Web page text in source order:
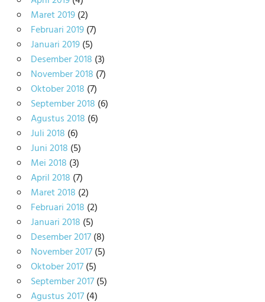
Maret 2019(2)
Februari 2019(7)
Januari 2019(5)
Desember 2018 (3)
November 2018 (7)
Oktober 2018 (7)
September 2018 (6)
Agustus 2018 (6)
Juli 2018 (6)
Juni 2018 (5)
Mei 2018 (3)
April 2018 (7)
Maret 2018 (2)
Februari 2018 (2)
Januari 2018 (5)
Desember 2017(8)
November 2017(5)
Oktober 2017(5)
September 2017(5)
Agustus 2017(4)